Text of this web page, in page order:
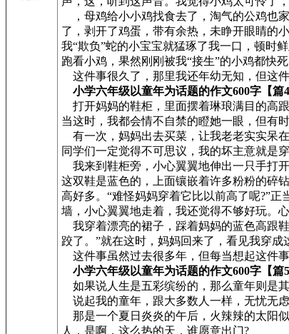
，母鸡给小小鸡找食去了，淘气的公鸡也
了，剥开了鸡蛋，带有余热，未睁开眼睛的
我“欺负”蛇的小宝宝就猛琢了我一口，顿时
跑看小鸡，果然刚刚被我“接生”的小鸡都快
这件事很久了，那里我还年幼无知，但这
小学六年级以童年为话题的作文600字【篇4
打开妈妈的鞋柜，里面摆着琳琅满目的高
当这时，我都会情不自禁的瞪她一眼，但有
有一次，妈妈出去买菜，让我老老实实呆
同学们一定觉得不可思议，我的坏主意就是
我来到鞋柜旁，小心翼翼地伸出一只手打
这双鞋是蓝色的，上面镶嵌着许多粉粉的碎
高好多。“难怪妈妈穿着它比以前高了呢?”
墙，小心翼翼地走着，我还觉得不够好玩。
我穿着漂亮的裙子，踩着妈妈的蓝色高跟
跤了。”就在这时，妈妈回来了，看见我穿
这件事虽然过去很多年，但每当想起这件
小学六年级以童年为话题的作文600字【篇5
如果说人生是五彩缤纷的，那么童年则是
说起我的童年，跟大多数人一样，无忧无
那是一个夏日炎炎的午后，火辣辣的太阳
人，是啊，这么热的天，谁愿意出门?